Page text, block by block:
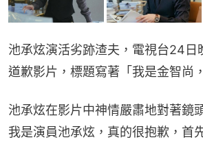
池承炫演活劣跡渣夫，電視台24日
道歉影片，標題寫著「我是金智尚
池承炫在影片中神情嚴肅地對著鏡
我是演員池承炫，真的很抱歉，首